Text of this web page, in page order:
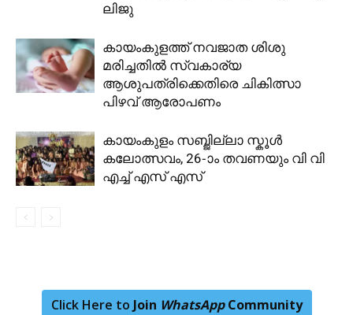
ലിജു
കായംകുളത്ത് നവജാത ശിശു
മരിച്ചതിൽ സ്വകാര്യ
ആശുപത്രിക്കെതിരെ ചികിത്സാ
പിഴവ് ആരോപണം
കായംകുളം സബ്ജില്ലാ സ്കൂൾ
കലോത്സവം, 26-ാം തവണയും വി വി
എച്ച് എസ് എസ്
Click Here to Join WhatsAppCommunity